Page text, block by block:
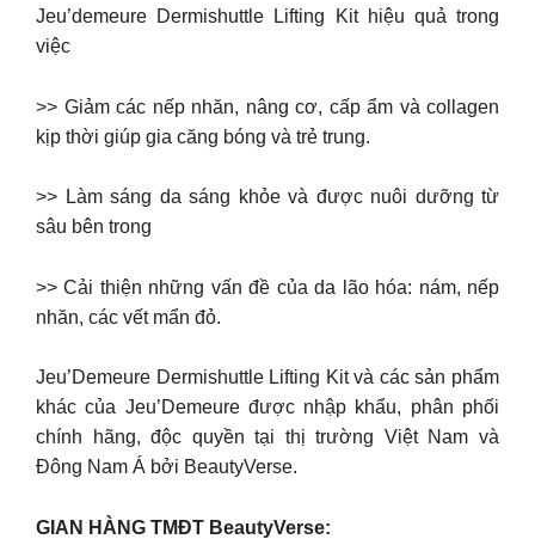
Jeu’demeure Dermishuttle Lifting Kit hiệu quả trong
việc
>> Giảm các nếp nhăn, nâng cơ, cấp ẩm và collagen
kịp thời giúp gia căng bóng và trẻ trung.
>> Làm sáng da sáng khỏe và được nuôi dưỡng từ
sâu bên trong
>> Cải thiện những vấn đề của da lão hóa: nám, nếp
nhăn, các vết mẩn đỏ.
Jeu’Demeure Dermishuttle Lifting Kit và các sản phẩm
khác của Jeu’Demeure được nhập khẩu, phân phối
chính hãng, độc quyền tại thị trường Việt Nam và
Đông Nam Á bởi BeautyVerse.
GIAN HÀNG TMĐT BeautyVerse: